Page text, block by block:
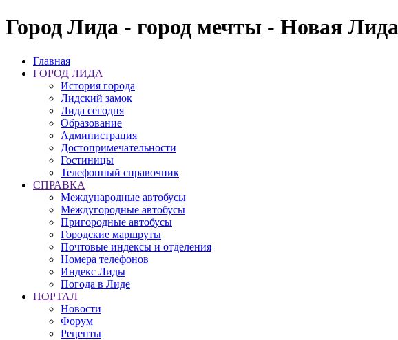
Город Лида - город мечты - Новая Лида
Главная
ГОРОД ЛИДА
История города
Лидский замок
Лида сегодня
Образование
Администрация
Достопримечательности
Гостиницы
Телефонный справочник
СПРАВКА
Международные автобусы
Междугородные автобусы
Пригородные автобусы
Городские маршруты
Почтовые индексы и отделения
Номера телефонов
Индекс Лиды
Погода в Лиде
ПОРТАЛ
Новости
Форум
Рецепты